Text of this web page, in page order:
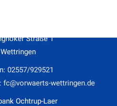
Straße 1
02557/929521
fc@vorwaerts-wettringen.de
Ochtrup-Laer